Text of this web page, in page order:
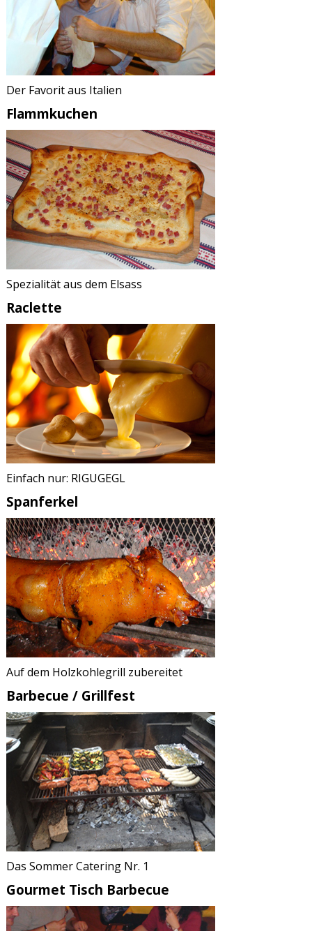
Der Favorit aus Italien
Flammkuchen
Spezialität aus dem Elsass
Raclette
Einfach nur: RIGUGEGL
Spanferkel
Auf dem Holzkohlegrill zubereitet
Barbecue / Grillfest
Das Sommer Catering Nr. 1
Gourmet Tisch Barbecue